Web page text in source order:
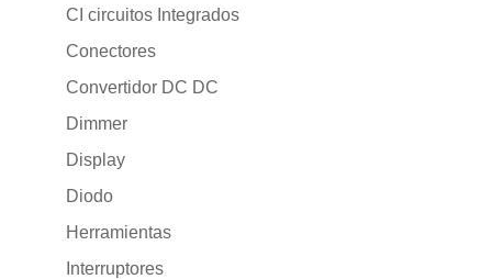
CI circuitos Integrados
Conectores
Convertidor DC DC
Dimmer
Display
Diodo
Herramientas
Interruptores